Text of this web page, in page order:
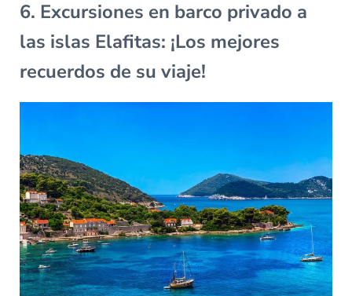
6. Excursiones en barco privado a
las islas Elafitas: ¡Los mejores
recuerdos de su viaje!